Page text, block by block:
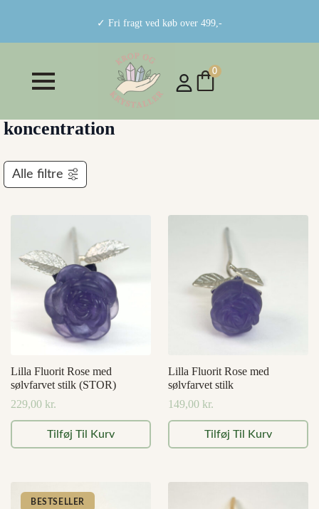
✓ Fri fragt ved køb over 499,-
0
koncentration
Alle filtre
Lilla Fluorit Rose med
sølvfarvet stilk (STOR)
229,00 kr.
Tilføj Til Kurv
Lilla Fluorit Rose med
sølvfarvet stilk
149,00 kr.
Tilføj Til Kurv
BESTSELLER